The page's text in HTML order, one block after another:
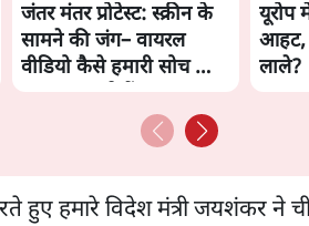
जंतर मंतर प्रोटेस्ट: स्क्रीन के
सामने की जंग– वायरल
वीडियो कैसे हमारी सोच को
यूरोप
आहट,
लाले?
हुए हमारे विदेश मंत्री जयशंकर ने